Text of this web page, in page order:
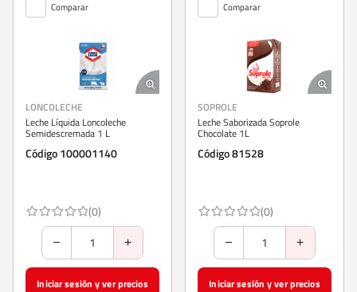
Comparar
LONCOLECHE
Leche Líquida Loncoleche
Semidescremada 1 L
Código 100001140
(0)
Iniciar sesión y ver precios
Comparar
SOPROLE
Leche Saborizada Soprole
Chocolate 1L
Código 81528
(0)
Iniciar sesión y ver precios